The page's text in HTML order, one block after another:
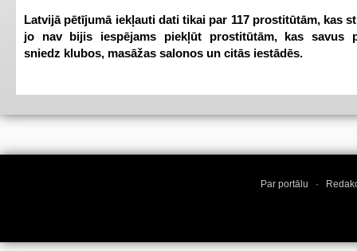
Latvijā pētījumā iekļauti dati tikai par 117 prostitūtām, kas
jo nav bijis iespējams piekļūt prostitūtām, kas savus
sniedz klubos, masāžas salonos un citās iestādēs.
Par portālu ·